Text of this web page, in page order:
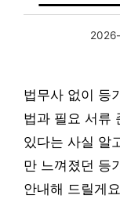
법무사 없이 등
법과 필요 서류
있다는 사실 알
만 느껴졌던 등
안내해 드릴게